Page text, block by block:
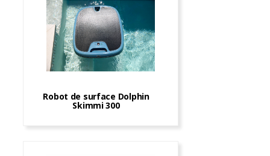
Robot de surface Dolphin
Skimmi 300